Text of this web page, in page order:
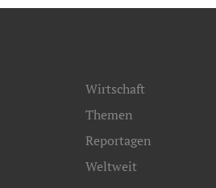
Wirtschaft
Themen
Reportagen
Weltweit